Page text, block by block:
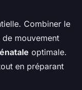
Combiner le
mouvement
optimale.
en préparant